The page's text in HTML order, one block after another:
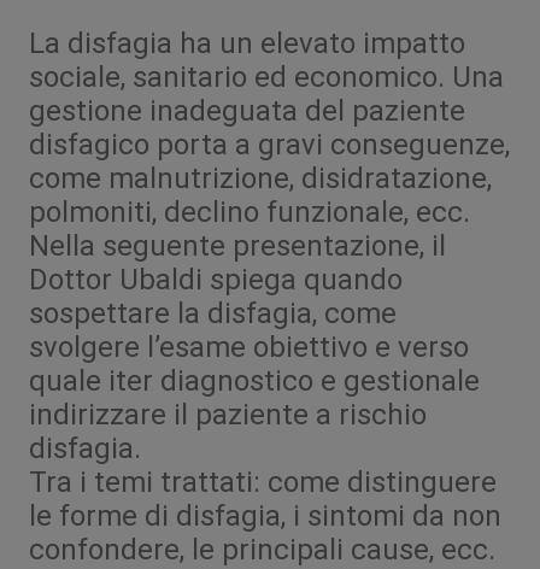
La disfagia ha un elevato impatto
sociale, sanitario ed economico. Una
gestione inadeguata del paziente
disfagico porta a gravi conseguenze,
come malnutrizione, disidratazione,
polmoniti, declino funzionale, ecc.
Nella seguente presentazione, il
Dottor Ubaldi spiega quando
sospettare la disfagia, come
svolgere l’esame obiettivo e verso
quale iter diagnostico e gestionale
indirizzare il paziente a rischio
disfagia.
Tra i temi trattati: come distinguere
le forme di disfagia, i sintomi da non
confondere, le principali cause, ecc.